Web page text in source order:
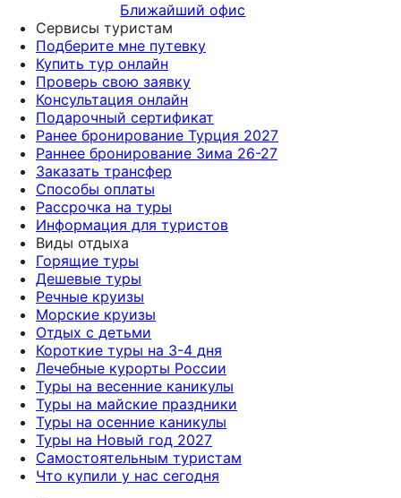
Ближайший офис
Сервисы туристам
Подберите мне путевку
Купить тур онлайн
Проверь свою заявку
Консультация онлайн
Подарочный сертификат
Ранее бронирование Турция 2027
Раннее бронирование Зима 26-27
Заказать трансфер
Способы оплаты
Рассрочка на туры
Информация для туристов
Виды отдыха
Горящие туры
Дешевые туры
Речные круизы
Морские круизы
Отдых с детьми
Короткие туры на 3-4 дня
Лечебные курорты России
Туры на весенние каникулы
Туры на майские праздники
Туры на осенние каникулы
Туры на Новый год 2027
Самостоятельным туристам
Что купили у нас сегодня